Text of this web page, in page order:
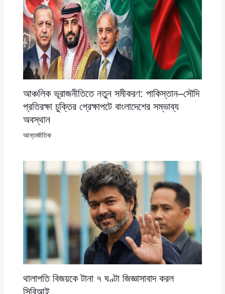
আঞ্চলিক ভূরাজনীতিতে নতুন সমীকরণ: পাকিস্তান–সৌদি
প্রতিরক্ষা চুক্তির প্রেক্ষাপটে বাংলাদেশের সম্ভাব্য
অবস্থান
আন্তর্জাতিক
থালাপতি বিজয়কে টানা ৭ ঘণ্টা জিজ্ঞাসাবাদ করল
সিবিআই